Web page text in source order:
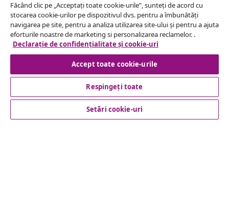
Serviciu clienți
Business
Descoperă mai multe
Făcând clic pe „Acceptați toate cookie-urile”, sunteți de acord cu
stocarea cookie-urilor pe dispozitivul dvs. pentru a îmbunătăți
navigarea pe site, pentru a analiza utilizarea site-ului și pentru a ajuta
eforturile noastre de marketing si personalizarea reclamelor. .
Declarație de confidențialitate și cookie-uri
Accept toate cookie-urile
Respingeți toate
Setări cookie-uri